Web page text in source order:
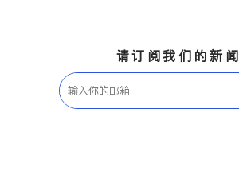
请订阅我们的新闻